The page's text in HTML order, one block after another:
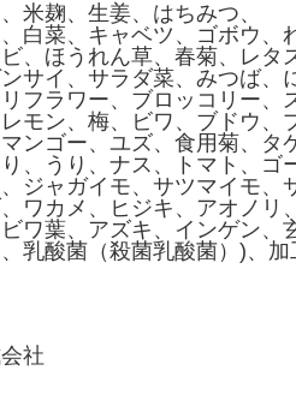
米麹、生姜、はちみつ、
白菜、キャベツ、ゴボウ、
、ほうれん草、春菊、レタ
サイ、サラダ菜、みつば、
フラワー、ブロッコリー、
モン、梅、ビワ、ブドウ、
ンゴー、ユズ、食用菊、タ
、うり、ナス、トマト、ゴ
ジャガイモ、サツマイモ、
ワカメ、ヒジキ、アオノリ
ワ葉、アズキ、インゲン、
乳酸菌（殺菌乳酸菌）)、加
社